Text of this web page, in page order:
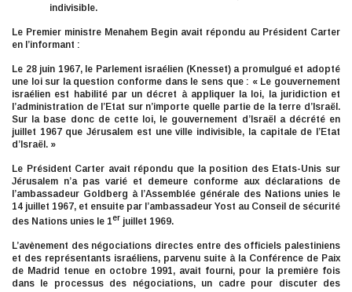
indivisible.
Le Premier ministre Menahem Begin avait répondu au Président Carter
en l’informant :
Le 28 juin 1967, le Parlement israélien (Knesset) a promulgué et adopté
une loi sur la question conforme dans le sens que : « Le gouvernement
israélien est habilité par un décret à appliquer la loi, la juridiction et
l’administration de l’Etat sur n’importe quelle partie de la terre d’Israël.
Sur la base donc de cette loi, le gouvernement d’Israël a décrété en
juillet 1967 que Jérusalem est une ville indivisible, la capitale de l’Etat
d’Israël. »
Le Président Carter avait répondu que la position des Etats-Unis sur
Jérusalem n’a pas varié et demeure conforme aux déclarations de
l’ambassadeur Goldberg à l’Assemblée générale des Nations unies le
14 juillet 1967, et ensuite par l’ambassadeur Yost au Conseil de sécurité
des Nations unies le 1er juillet 1969.
L’avènement des négociations directes entre des officiels palestiniens
et des représentants israéliens, parvenu suite à la Conférence de Paix
de Madrid tenue en octobre 1991, avait fourni, pour la première fois
dans le processus des négociations, un cadre pour discuter des